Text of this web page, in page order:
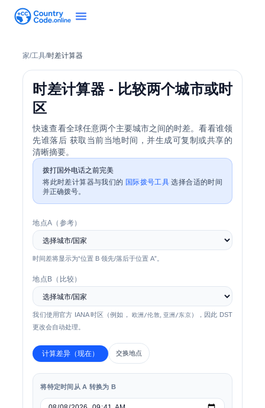
家/工具/时差计算器
时差计算器 - 比较两个城市或时
区
快速查看全球任意两个主要城市之间的时差。看看谁领
先谁落后 获取当前当地时间，并生成可复制或共享的
清晰摘要。
拨打国外电话之前完美
将此时差计算器与我们的 国际拨号工具 选择合适的时间
并正确拨号。
地点A（参考）
时间差将显示为“位置 B 领先/落后于位置 A”。
地点B（比较）
我们使用官方 IANA 时区（例如， 欧洲/伦敦, 亚洲/东京），因此 DST
更改会自动处理。
计算差异（现在） 交换地点
将特定时间从 A 转换为 B